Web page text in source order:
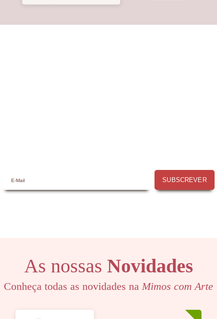
SUBSCREVER
As nossas Novidades
Conheça todas as novidades na Mimos com Arte